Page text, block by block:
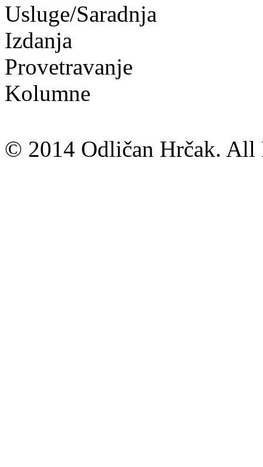
Usluge/Saradnja
Izdanja
Provetravanje
Kolumne
© 2014 Odličan Hrčak. All